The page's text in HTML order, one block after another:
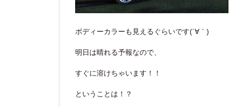
ボディーカラーも見えるぐらいです(´∀｀)
明日は晴れる予報なので、
すぐに溶けちゃいます！！
ということは！？